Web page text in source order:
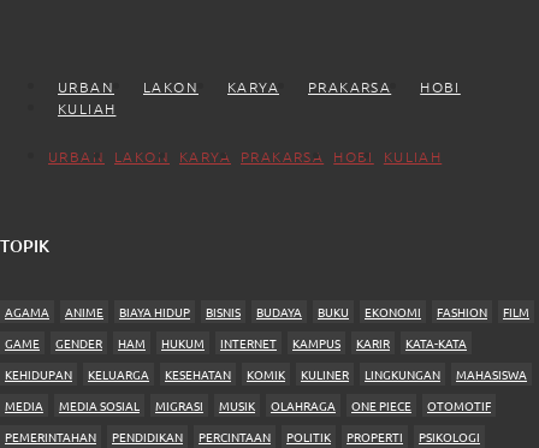
URBAN LAKON KARYA PRAKARSA
HOBI
KULIAH
URBAN LAKON KARYA PRAKARSA HOBI KULIAH
TOPIK
AGAMA ANIME BIAYA HIDUP BISNIS BUDAYA BUKU EKONOMI FASHION
FILM
GAME
GENDER HAM HUKUM INTERNET KAMPUS KARIR
KATA-KATA
KEHIDUPAN
KELUARGA KESEHATAN KOMIK KULINER LINGKUNGAN
MAHASISWA
MEDIA
MEDIA SOSIAL MIGRASI MUSIK OLAHRAGA ONE PIECE
OTOMOTIF
PEMERINTAHAN
PENDIDIKAN PERCINTAAN POLITIK PROPERTI
PSIKOLOGI